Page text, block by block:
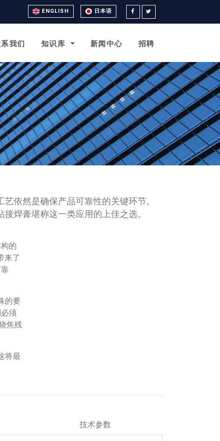
ENGLISH 日本语
我们 知识库 新闻中心 招聘
依然是确保产品可靠性的关键环节。
焊膏堪称这一类应用的上佳之选。
的
来了
的要
须
焦残
将最
技术参数